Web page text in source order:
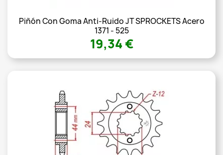
Piñón Con Goma Anti-Ruido JT SPROCKETS Acero
1371 - 525
19,34 €